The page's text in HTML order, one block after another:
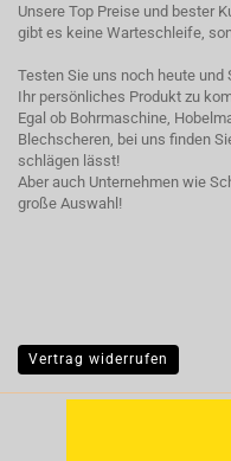
Unsere Top Preise und bester
gibt es keine Warteschleife,
Testen Sie uns noch heute
Ihr persönliches Produkt zu
Egal ob Bohrmaschine,
Blechscheren, bei uns finden
schlägen lässt!
Aber auch Unternehmen wie
große Auswahl!
Vertrag widerrufen